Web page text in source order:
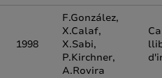
1998
F.González,
X.Calaf,
X.Sabi,
P.Kirchner,
A.Rovira